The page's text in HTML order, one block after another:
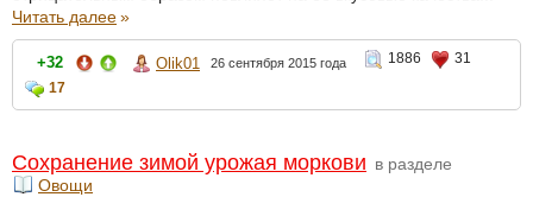
Читать далее»
+32 Olik01 26 сентября 2015 года 1886
31
17
Сохранение зимой урожая моркови в разделе
Овощи